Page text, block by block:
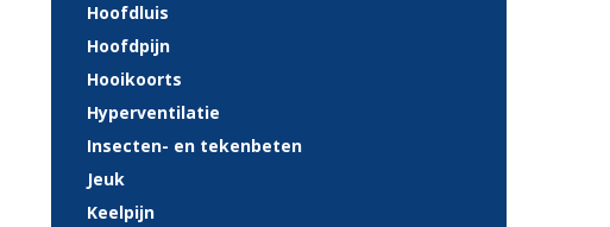
Hoofdluis
Hoofdpijn
Hooikoorts
Hyperventilatie
Insecten- en tekenbeten
Jeuk
Keelpijn